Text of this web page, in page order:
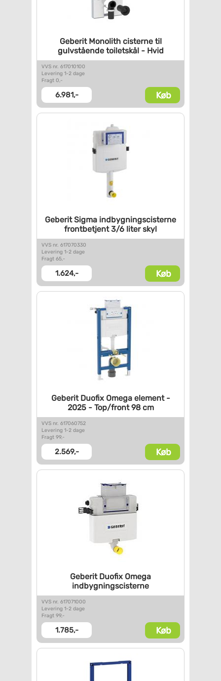
Geberit Monolith cisterne til
gulvstående toiletskål - Hvid
VVS nr. 617010100
Levering 1-2 dage
Fragt 0,-
6.981,- Køb
Geberit Sigma indbygningscisterne
frontbetjent 3/6 liter skyl
VVS nr. 617070330
Levering 1-2 dage
Fragt 65,-
1.624,- Køb
Geberit Duofix Omega element -
2025 - Top/front 98 cm
VVS nr. 617060752
Levering 1-2 dage
Fragt 99,-
2.569,- Køb
Geberit Duofix Omega
indbygningscisterne
VVS nr. 617071000
Levering 1-2 dage
Fragt 99,-
1.785,- Køb